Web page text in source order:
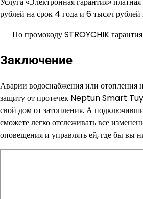
рублей на срок 4 года и 6 тысяч рублей
По промокоду STROYCHIK гарантия
Заключение
Аварии водоснабжения или отопления
защиту от протечек Neptun Smart
свой дом от затопления. А
сможете легко отслеживать все
оповещения и управлять ей, где бы вы